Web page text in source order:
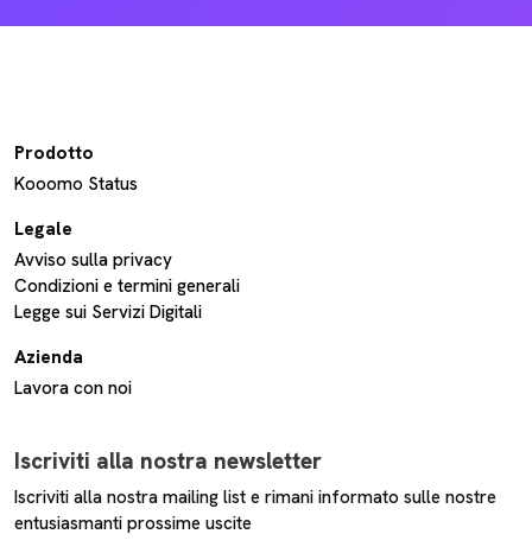
Prodotto
Kooomo Status
Legale
Avviso sulla privacy
Condizioni e termini generali
Legge sui Servizi Digitali
Azienda
Lavora con noi
Iscriviti alla nostra newsletter
Iscriviti alla nostra mailing list e rimani informato sulle nostre
entusiasmanti prossime uscite